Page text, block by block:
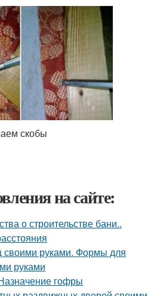
скобы
на сайте:
о строительстве бани..
своими руками. Формы для
руками
гофры